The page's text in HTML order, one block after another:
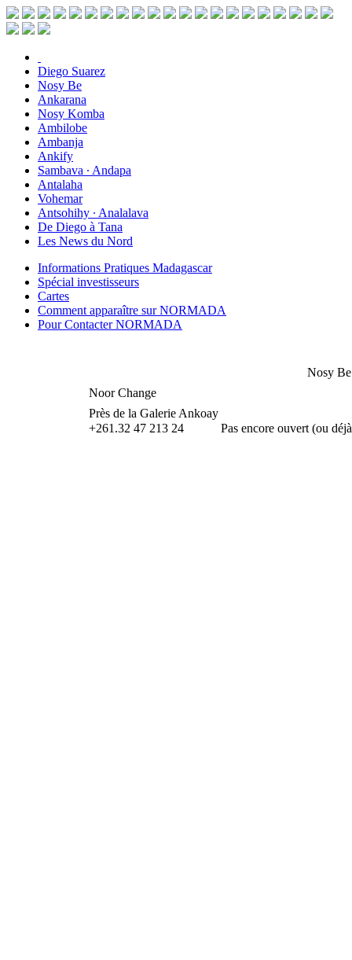
Diego Suarez
Nosy Be
Ankarana
Nosy Komba
Ambilobe
Ambanja
Ankify
Sambava ∙ Andapa
Antalaha
Vohemar
Antsohihy ∙ Analalava
De Diego à Tana
Les News du Nord
Informations Pratiques Madagascar
Spécial investisseurs
Cartes
Comment apparaître sur NORMADA
Pour Contacter NORMADA
Nosy
Noor Change
Près de la Galerie Ankoay
+261.32 47 213 24
Pas encore ouvert (ou